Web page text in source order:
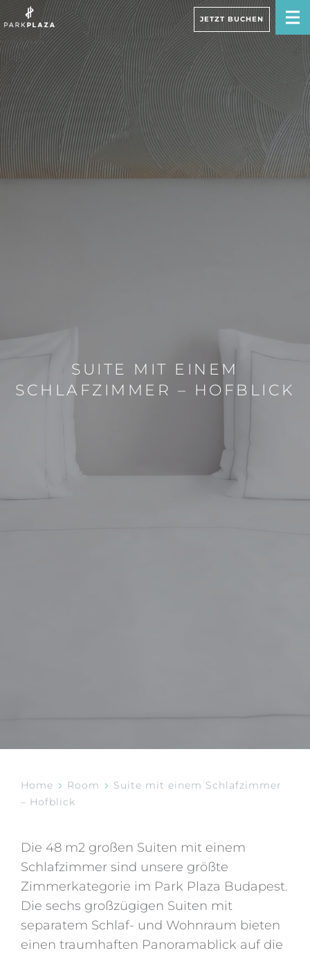
JETZT BUCHEN
SUITE MIT EINEM
SCHLAFZIMMER – HOFBLICK
Home Room
Suite mit einem Schlafzimmer
– Hofblick
Die 48 m2 großen Suiten mit einem
Schlafzimmer sind unsere größte
Zimmerkategorie im Park Plaza Budapest.
Die sechs großzügigen Suiten mit
separatem Schlaf- und Wohnraum bieten
einen traumhaften Panoramablick auf die